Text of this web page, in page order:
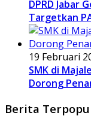
DPRD Jabar
Targetkan
19 Februari
SMK di
Dorong
Berita